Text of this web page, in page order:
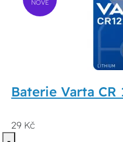
NOVÉ
Baterie Varta CR
29 Kč